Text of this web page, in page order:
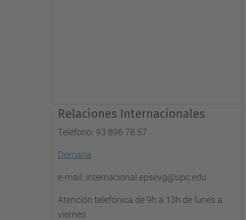
Relaciones Internacionales
Teléfono: 93 896 78 57
Demana
e-mail: internacional.epsevg@upc.edu
Atención telefónica de 9h a 13h de lunes a
viernes